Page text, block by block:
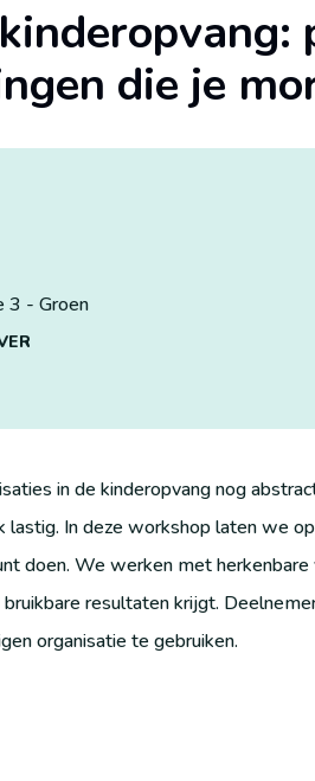
die je
3 - Groen
in de kinderopvang nog
lastig. In deze workshop laten we
doen. We werken met
resultaten krijgt.
organisatie te gebruiken.